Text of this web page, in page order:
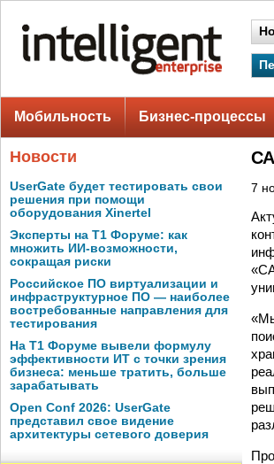
Мобильность Бизнес-процессы
Новости
UserGate будет тестировать свои
решения при помощи
оборудования Xinertel
Эксперты на Т1 Форуме: как
множить ИИ-возможности,
сокращая риски
Российское ПО виртуализации и
инфраструктурное ПО — наиболее
востребованные направления для
тестирования
На Т1 Форуме вывели формулу
эффективности ИТ с точки зрения
бизнеса: меньше тратить, больше
зарабатывать
Open Conf 2026: UserGate
представил свое видение
архитектуры сетевого доверия
7